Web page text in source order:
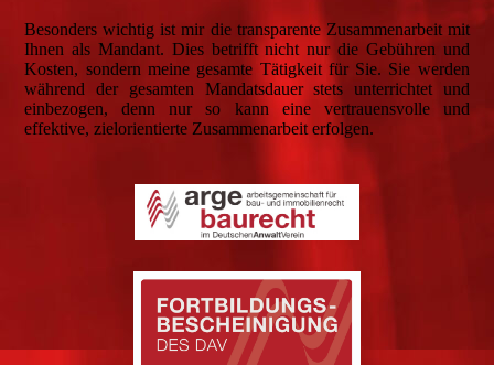
Besonders wichtig ist mir die transparente Zusammenarbeit mit
Ihnen als Mandant. Dies betrifft nicht nur die Gebühren und
Kosten, sondern meine gesamte Tätigkeit für Sie. Sie werden
während der gesamten Mandatsdauer stets unterrichtet und
einbezogen, denn nur so kann eine vertrauensvolle und
effektive, zielorientierte Zusammenarbeit erfolgen.